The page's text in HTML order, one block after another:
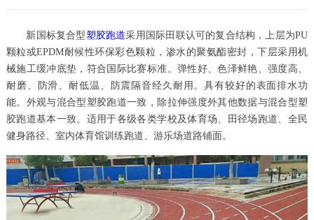
新国标复合型 塑胶跑道采用国际田联认可的复合结构，上层为PU
颗粒或EPDM耐候性环保彩色颗粒，渗水的聚氨酯密封，下层采用机
械施工缓冲底垫，符合国际比赛标准。弹性好、色泽鲜艳、强度高、
耐磨、防滑、耐低温、防震隔音经久耐用。具有较好的表面排水功
能。外观与混合型塑胶跑道一致，除拉伸强度外其他数据与混合型塑
胶跑道基本一致。适用于各级各类学校及体育场、田径场跑道、全民
健身路径、室内体育馆训练跑道、游乐场道路铺面。